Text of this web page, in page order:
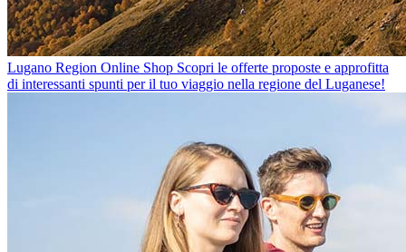
Lugano Region Online Shop Scopri le offerte proposte e approfitta
di interessanti spunti per il tuo viaggio nella regione del Luganese!